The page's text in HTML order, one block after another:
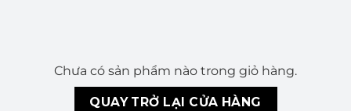
Chưa có sản phẩm nào trong giỏ hàng.
QUAY TRỞ LẠI CỬA HÀNG